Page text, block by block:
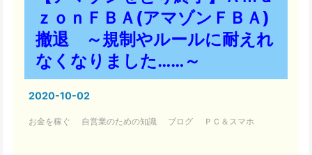
2020-10-02
ｚｏｎＦＢＡ(アマゾンＦＢＡ)
撤退 ～規制やルールに耐えれ
なくなりました……～
お金を稼ぐ 自営業のための知識 ブログ ＰＣ＆スマホ